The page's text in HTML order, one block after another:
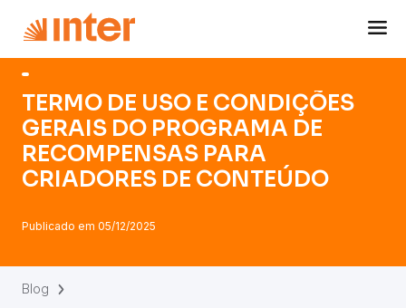
TERMO DE USO E CONDIÇÕES
GERAIS DO PROGRAMA DE
RECOMPENSAS PARA
CRIADORES DE CONTEÚDO
Publicado em 05/12/2025
Blog
Navigated to TERMO DE USO E CONDIÇÕES GERAIS